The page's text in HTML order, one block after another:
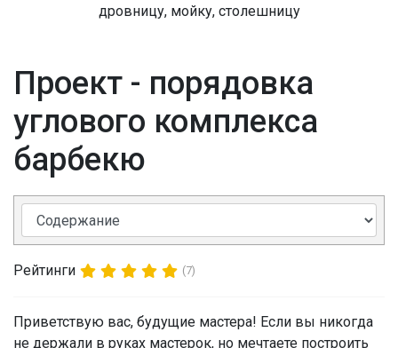
дровницу, мойку, столешницу
Проект - порядовка
углового комплекса
барбекю⁠⁠
Рейтинги (7)
Приветствую вас, будущие мастера! Если вы никогда
не держали в руках мастерок, но мечтаете построить